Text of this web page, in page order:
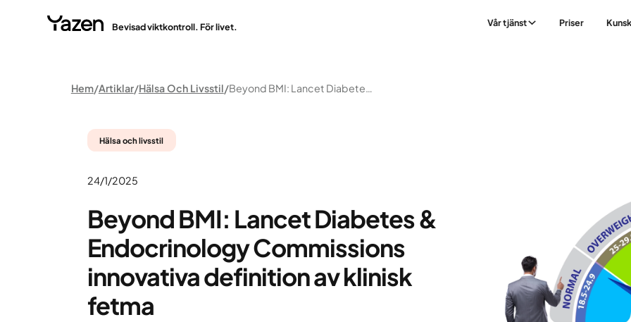
Bevisad viktkontroll. För livet. Vår tjänst Priser
Hem Artiklar Hälsa Och Livsstil Beyond BMI: Lancet Diabetes & Endocrinology Commissions Innovativa Definition Av Klinisk Fetma
Hälsa och livsstil
24/1/2025
Beyond BMI: Lancet Diabetes &
Endocrinology Commissions
innovativa definition av klinisk
fetma